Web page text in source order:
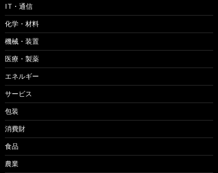
IT・通信
化学・材料
機械・装置
医療・製薬
エネルギー
サービス
包装
消費財
食品
農業